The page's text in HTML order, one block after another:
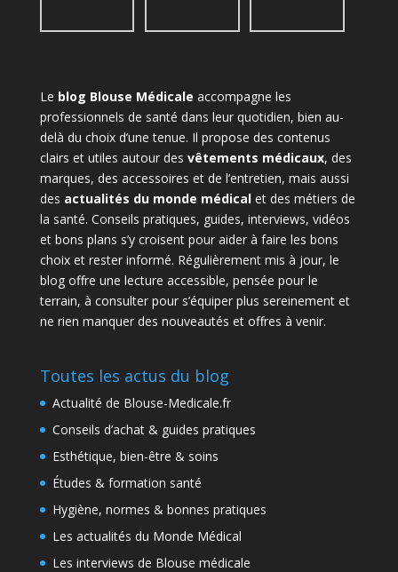
Le blog Blouse Médicale accompagne les
professionnels de santé dans leur quotidien, bien au-
delà du choix d’une tenue. Il propose des contenus
clairs et utiles autour des vêtements médicaux, des
marques, des accessoires et de l’entretien, mais aussi
des actualités du monde médicalet des métiers de
la santé. Conseils pratiques, guides, interviews, vidéos
et bons plans s’y croisent pour aider à faire les bons
choix et rester informé. Régulièrement mis à jour, le
blog offre une lecture accessible, pensée pour le
terrain, à consulter pour s’équiper plus sereinement et
ne rien manquer des nouveautés et offres à venir.
Toutes les actus du blog
Actualité de Blouse-Medicale.fr
Conseils d’achat & guides pratiques
Esthétique, bien-être & soins
Études & formation santé
Hygiène, normes & bonnes pratiques
Les actualités du Monde Médical
Les interviews de Blouse médicale